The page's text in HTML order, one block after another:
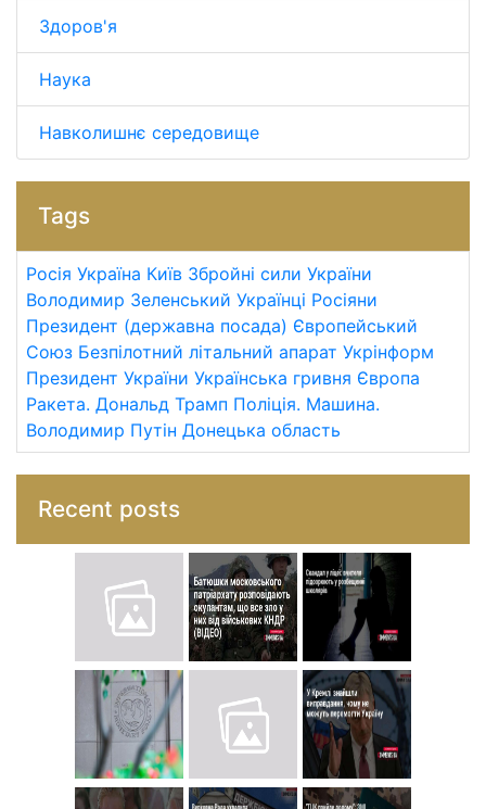
Здоров'я
Наука
Навколишнє середовище
Tags
Росія Україна Київ Збройні сили України
Володимир Зеленський Українці Росіяни
Президент (державна посада) Європейський
Союз Безпілотний літальний апарат Укрінформ
Президент України Українська гривня Європа
Ракета. Дональд Трамп Поліція. Машина.
Володимир Путін Донецька область
Recent posts